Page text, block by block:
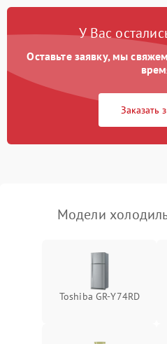
Образование конденсата
Сбой в работе инвертора
работе
У Вас
Оставьте заявку, мы
Заказать
Модели
Toshiba GR-Y74RD